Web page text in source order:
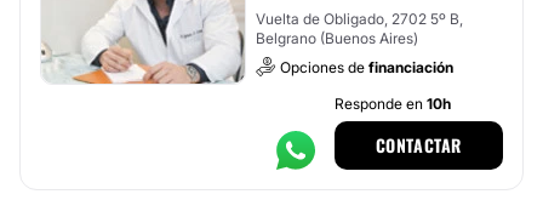
Vuelta de Obligado, 2702 5º B,
Belgrano (Buenos Aires)
Opciones de financiación
Responde en 10h
CONTACTAR